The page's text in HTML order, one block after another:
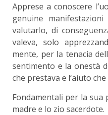
Apprese a conoscere
genuine
valutarlo, di
valeva, solo
mente, per la tenacia
sentimento e la onestà
che prestava e l’aiuto
Fondamentali per la
madre e lo zio sacerdote.